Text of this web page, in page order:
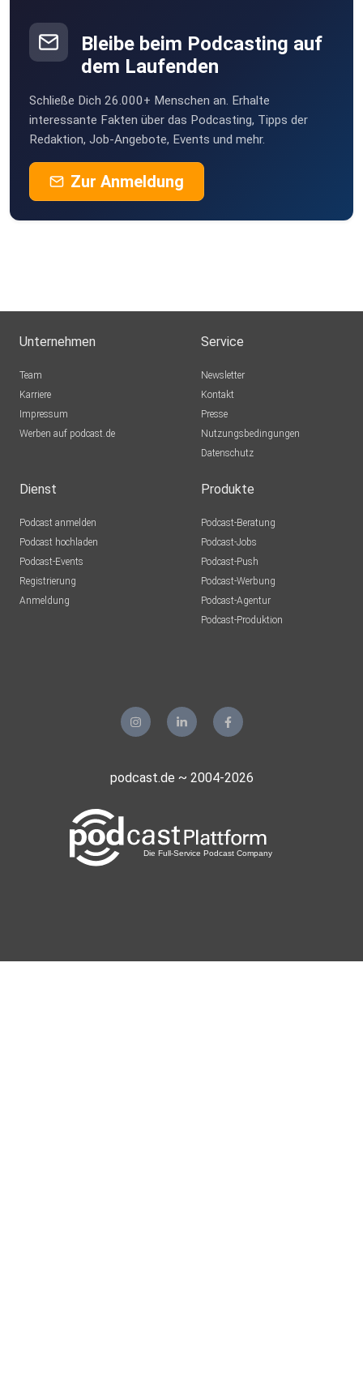
v3jlpjgf
Augiris
Bleibe beim Podcasting auf
dem Laufenden
Schließe Dich 26.000+ Menschen an. Erhalte
interessante Fakten über das Podcasting, Tipps der
Redaktion, Job-Angebote, Events und mehr.
Zur Anmeldung
Unternehmen
Team
Karriere
Impressum
Werben auf podcast.de
Service
Newsletter
Kontakt
Presse
Nutzungsbedingungen
Datenschutz
Dienst
Podcast anmelden
Podcast hochladen
Podcast-Events
Registrierung
Anmeldung
Produkte
Podcast-Beratung
Podcast-Jobs
Podcast-Push
Podcast-Werbung
Podcast-Agentur
Podcast-Produktion
podcast.de ~ 2004-2026